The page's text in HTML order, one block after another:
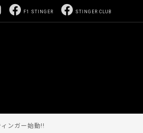
STINGER CLUB
F1 STINGER
ンガー始動!!